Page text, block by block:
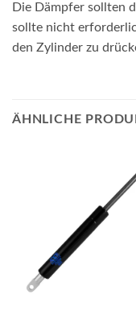
Die Dämpfer sollten
sollte nicht
den Zylinder zu
ÄHNLICHE